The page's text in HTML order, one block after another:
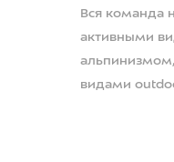
Вся команда
активными
видами